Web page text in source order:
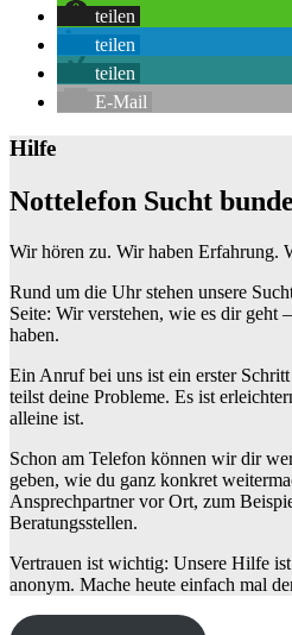
teilen
teilen
teilen
E-Mail
Hilfe
Nottelefon Sucht
Wir hören zu. Wir haben Erfahrung.
Rund um die Uhr stehen unsere
Seite: Wir verstehen, wie es dir geht
haben.
Ein Anruf bei uns ist ein erster
teilst deine Probleme. Es ist
alleine ist.
Schon am Telefon können wir dir
geben, wie du ganz konkret
Ansprechpartner vor Ort, zum
Beratungsstellen.
Vertrauen ist wichtig: Unsere Hilfe
anonym. Mache heute einfach mal